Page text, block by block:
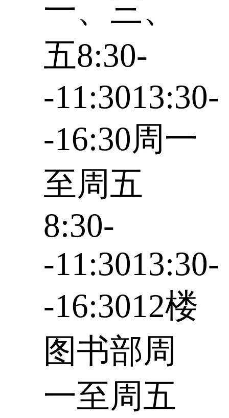
一、三、
五8:30-
-11:3013:30-
-16:30周一
至周五
8:30-
-11:3013:30-
-16:3012楼
图书部周
一至周五